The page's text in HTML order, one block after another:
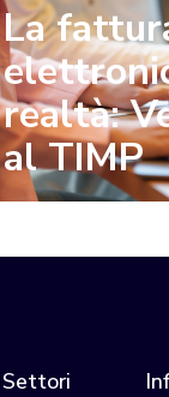
La
realtà:
al TIMP
Settori